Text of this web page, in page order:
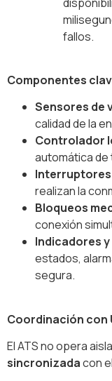
fallos.
Componentes
Sensores de
calidad de la
Controlador
automática
realizan la
Bloqueos
conexión
Indicadores
estados,
segura.
Coordinación con
El ATS no opera
sincronizadacon